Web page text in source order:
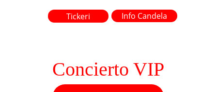
Tickeri Info Candela
Concierto VIP